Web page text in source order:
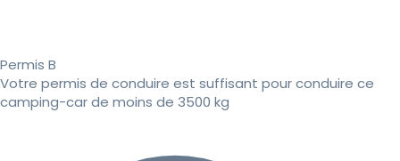
Permis B
Votre permis de conduire est suffisant pour conduire ce
camping-car de moins de 3500 kg